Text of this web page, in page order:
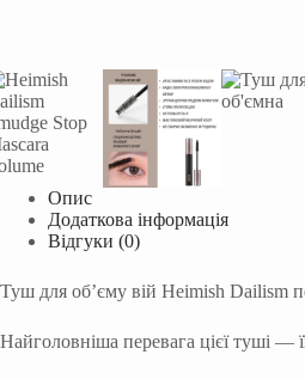
Опис
Додаткова інформація
Відгуки (0)
Туш для об’єму вій Heimish Dailism
Найголовніша перевага цієї туші —